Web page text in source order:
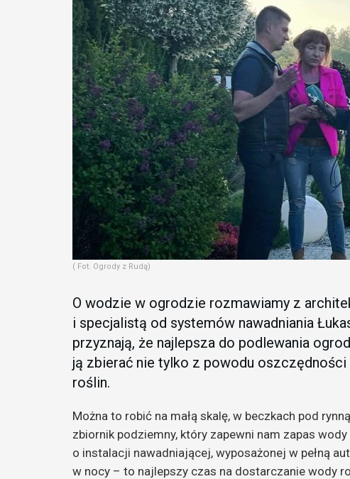
( Fot. Ogrody z Rudą)
O wodzie w ogrodzie rozmawiamy z
i specjalistą od systemów nawadniania
przyznają, że najlepsza do podlewania
ją zbierać nie tylko z powodu
roślin.
Można to robić na małą skalę, w beczkach pod
zbiornik podziemny, który zapewni nam zapas
o instalacji nawadniającej, wyposażonej w pełną
w nocy – to najlepszy czas na dostarczanie wody